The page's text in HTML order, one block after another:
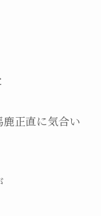
鹿正直に気合い